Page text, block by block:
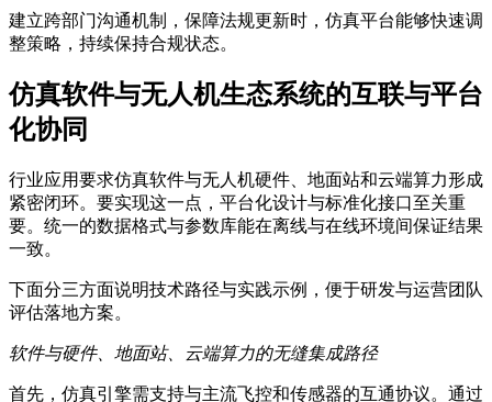
建立跨部门沟通机制，保障法规更新时，仿真平台能够快速调
整策略，持续保持合规状态。
仿真软件与无人机生态系统的互联与平台
化协同
行业应用要求仿真软件与无人机硬件、地面站和云端算力形成
紧密闭环。要实现这一点，平台化设计与标准化接口至关重
要。统一的数据格式与参数库能在离线与在线环境间保证结果
一致。
下面分三方面说明技术路径与实践示例，便于研发与运营团队
评估落地方案。
软件与硬件、地面站、云端算力的无缝集成路径
首先，仿真引擎需支持与主流飞控和传感器的互通协议。通过